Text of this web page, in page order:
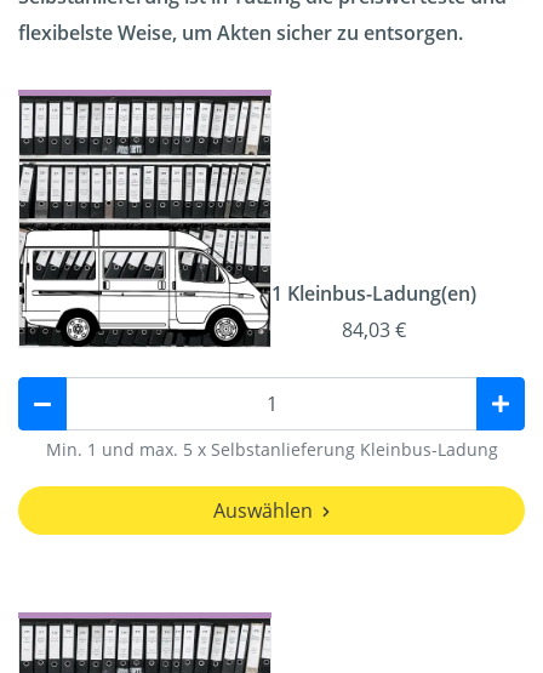
flexibelste Weise, um Akten sicher zu entsorgen.
1 Kleinbus-Ladung(en)
84,03 €
Min. 1 und max. 5 x Selbstanlieferung Kleinbus-Ladung
Auswählen